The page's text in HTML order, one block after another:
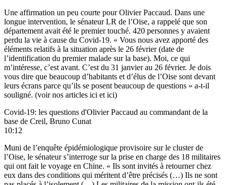
Une affirmation un peu courte pour Olivier Paccaud. Dans une
longue intervention, le sénateur LR de l’Oise, a rappelé que son
département avait été le premier touché. 420 personnes y avaient
perdu la vie à cause du Covid-19. « Vous nous avez apporté des
éléments relatifs à la situation après le 26 février (date de
l’identification du premier malade sur la base). Moi, ce qui
m’intéresse, c’est avant. C’est du 31 janvier au 26 février. Je dois
vous dire que beaucoup d’habitants et d’élus de l’Oise sont devant
leurs écrans parce qu’ils se posent beaucoup de questions » a-t-il
souligné. (voir nos articles ici et ici)
Covid-19: les questions d'Olivier Paccaud au commandant de la
base de Creil, Bruno Cunat
10:12
Muni de l’enquête épidémiologique provisoire sur le cluster de
l’Oise, le sénateur s’interroge sur la prise en charge des 18 militaires
qui ont fait le voyage en Chine. « Ils sont invités à retourner chez
eux dans des conditions qui méritent d’être précisés (…) Ils ne sont